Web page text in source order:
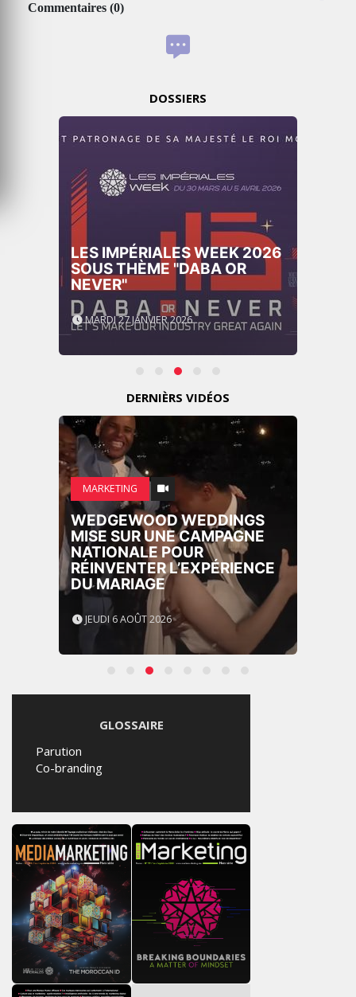
Commentaires (0)
DOSSIERS
LES IMPÉRIALES WEEK
2025: THE PARADIGM SHIFT
– BUSINESS. PEOPLE. TECH
VENDREDI 10 JANVIER 2025
DERNIÈRS VIDÉOS
MARKETING
RENTRÉE UNIVERSITAIRE :
IKEA CANADA LANCE «
MADE FOR COLLEGE » POUR
ACCOMPAGNER LES
ÉTUDIANTS
JEUDI 6 AOÛT 2026
GLOSSAIRE
Parution
Co-branding